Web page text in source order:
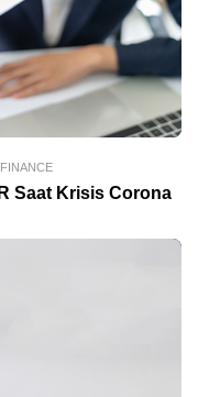
Saat Krisis Corona